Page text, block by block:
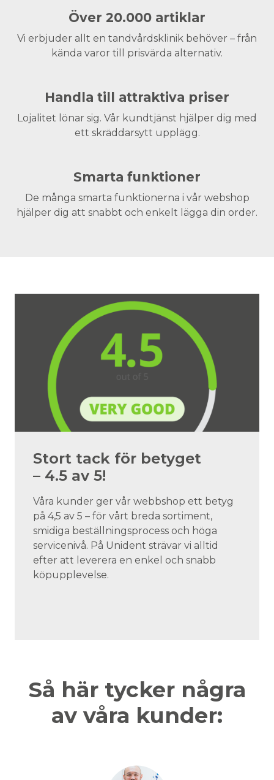
Över 20.000 artiklar
Vi erbjuder allt en tandvårdsklinik behöver – från
kända varor till prisvärda alternativ.
Handla till attraktiva priser
Lojalitet lönar sig. Vår kundtjänst hjälper dig med
ett skräddarsytt upplägg.
Smarta funktioner
De många smarta funktionerna i vår webshop
hjälper dig att snabbt och enkelt lägga din order.
Stort tack för betyget
– 4.5 av 5!
Våra kunder ger vår webbshop ett betyg
på 4,5 av 5 – för vårt breda sortiment,
smidiga beställningsprocess och höga
servicenivå. På Unident strävar vi alltid
efter att leverera en enkel och snabb
köpupplevelse.
Så här tycker några
av våra kunder: